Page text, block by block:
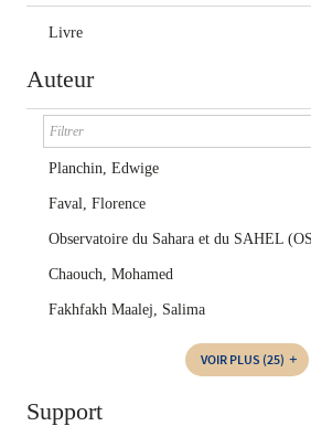
Livre
Auteur
Planchin, Edwige
Faval, Florence
Observatoire du Sahara et du SAHEL
Chaouch, Mohamed
Fakhfakh Maalej, Salima
VOIR PLUS (25)
Support